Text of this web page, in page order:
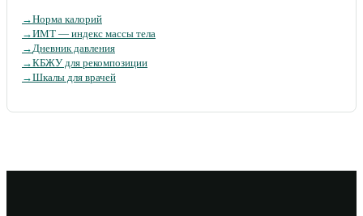
→Норма калорий
→ИМТ — индекс массы тела
→ Дневник давления
→КБЖУ для рекомпозиции
→Шкалы для врачей